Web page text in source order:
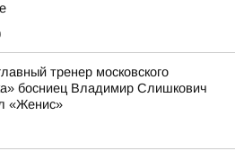
тренер московского
босниец Владимир Слишкович
«Женис»